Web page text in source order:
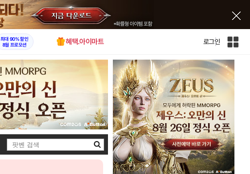
최대 90% 할인
8월 프로모션
혜택.아이마트 로그인
인
체
사
검
색